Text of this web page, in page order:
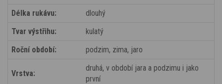
Délka rukávu:
dlouhý
Tvar výstřihu:
kulatý
Roční období:
podzim, zima, jaro
Vrstva:
druhá, v období jara a podzimu i jako
první